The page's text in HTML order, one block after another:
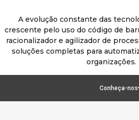
A evolução constante das
crescente pelo uso do código de
racionalizador e agilizador de
soluções completas para
organizações.
Conheça-nos